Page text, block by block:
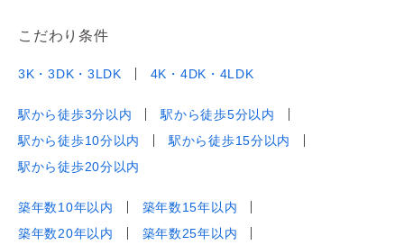
こだわり条件
3K・3DK・3LDK 4K・4DK・4LDK
駅から徒歩3分以内
駅から徒歩5分以内
駅から徒歩10分以内
駅から徒歩15分以内
駅から徒歩20分以内
築年数10年以内
築年数15年以内
築年数20年以内
築年数25年以内